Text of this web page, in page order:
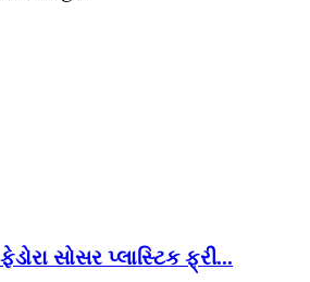
સોસર પ્લાસ્ટિક ફ્રી...